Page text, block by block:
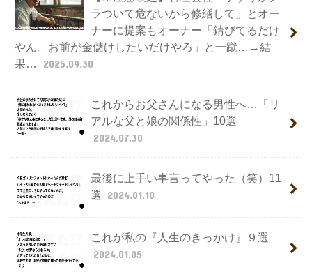
ラついて危ないから修繕して」とオー
ナーに提案もオーナー「錆びてるだけ
やん。お前が金儲けしたいだけやろ」と一蹴…→結
果…
2025.09.30
これからお父さんになる男性へ…「リ
アルな父と娘の関係性」10選
2024.07.30
最後に上手い事言ってやった（笑）11
選 2024.01.10
これが私の『人生のきっかけ』９選
2024.01.05